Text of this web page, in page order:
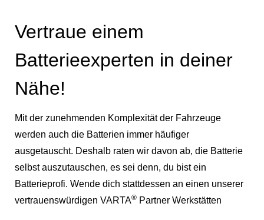
Vertraue einem
Batterieexperten in deiner
Nähe!
Mit der zunehmenden Komplexität der Fahrzeuge
werden auch die Batterien immer häufiger
ausgetauscht. Deshalb raten wir davon ab, die Batterie
selbst auszutauschen, es sei denn, du bist ein
Batterieprofi. Wende dich stattdessen an einen unserer
vertrauenswürdigen VARTA® Partner Werkstätten